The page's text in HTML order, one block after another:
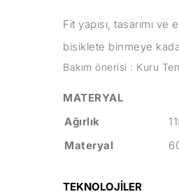
Fit yapısı, tasarımı
bisiklete binmeye
Bakım önerisi : Kuru
MATERYAL
Ağırlık
Materyal
TEKNOLOJİLER